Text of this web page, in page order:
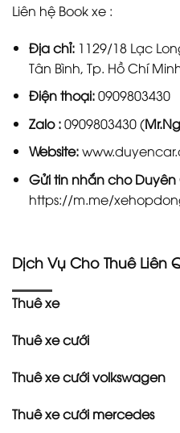
Liên hệ Book xe :
Địa chỉ: 1129/18 Lạc
Tân Bình, Tp. Hồ Chí
Điện thoại:0909803430
Zalo :0909803430 (
Website:
Gửi tin nhắn choDuyên
https://m.me/
Dịch Vụ Cho Thuê Liên
Thuê xe
Thuê xe cưới
Thuê xe cưới volkswagen
Thuê xe cưới mercedes